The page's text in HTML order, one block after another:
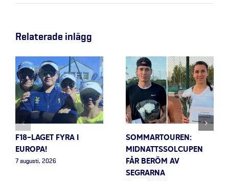
Relaterade inlägg
F18-LAGET FYRA I
EUROPA!
7 augusti, 2026
SOMMARTOUREN:
MIDNATTSSOLCUPEN
FÅR BERÖM AV
SEGRARNA